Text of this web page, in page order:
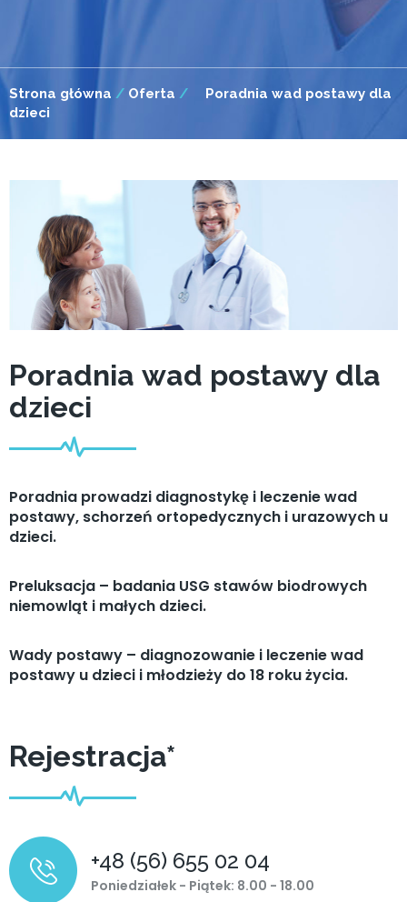
Strona główna / Oferta /
Poradnia wad postawy dla
dzieci
Poradnia wad postawy dla
dzieci
Poradnia prowadzi diagnostykę i leczenie wad
postawy, schorzeń ortopedycznych i urazowych u
dzieci.
Preluksacja – badania USG stawów biodrowych
niemowląt i małych dzieci.
Wady postawy – diagnozowanie i leczenie wad
postawy u dzieci i młodzieży do 18 roku życia.
Rejestracja*
+48 (56) 655 02 04
Poniedziałek - Piątek: 8.00 - 18.00